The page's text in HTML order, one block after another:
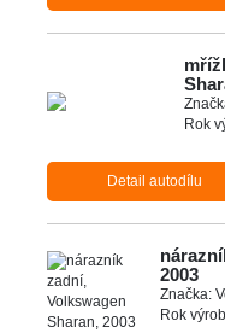
Rok
Detail autodílu
2003
Značka:
Rok